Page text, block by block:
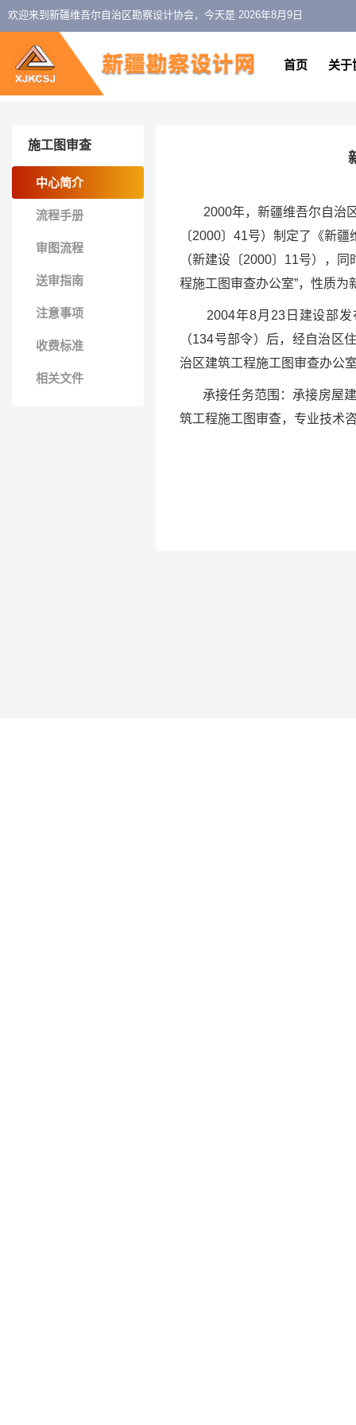
欢迎来到新疆维吾尔自治区勘察设计协会，今天是 2026年8月9日
首页 关于
施工图审查
中心简介
流程手册
审图流程
送审指南
注意事项
收费标准
相关文件
2000年，新疆维吾尔自治
〔2000〕41号）制定了《新
（新建设〔2000〕11号），
程施工图审查办公室”，性质
2004年8月23日建设部发
（134号部令）后，经自治区
治区建筑工程施工图审查办公
承接任务范围：承接房屋建
筑工程施工图审查，专业技术